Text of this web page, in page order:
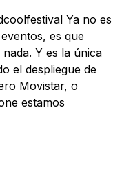
Ya no es
es que
Y es la única
el despliegue de
Movistar, o
estamos